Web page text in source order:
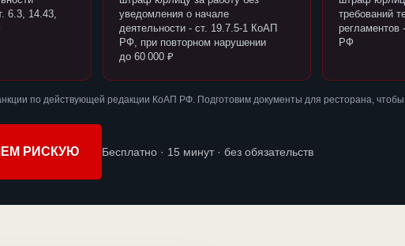
6.3, 14.43,
уведомления о начале
деятельности - ст. 19.7.5-1 КоАП
РФ, при повторном нарушении
до 60 000 ₽
требований
регламентов
РФ
по действующей редакции КоАП РФ. Подготовим документы для ресторана,
РИСКУЮ Бесплатно · 15 минут · без обязательств